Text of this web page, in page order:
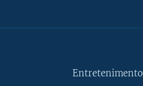
Entretenimento